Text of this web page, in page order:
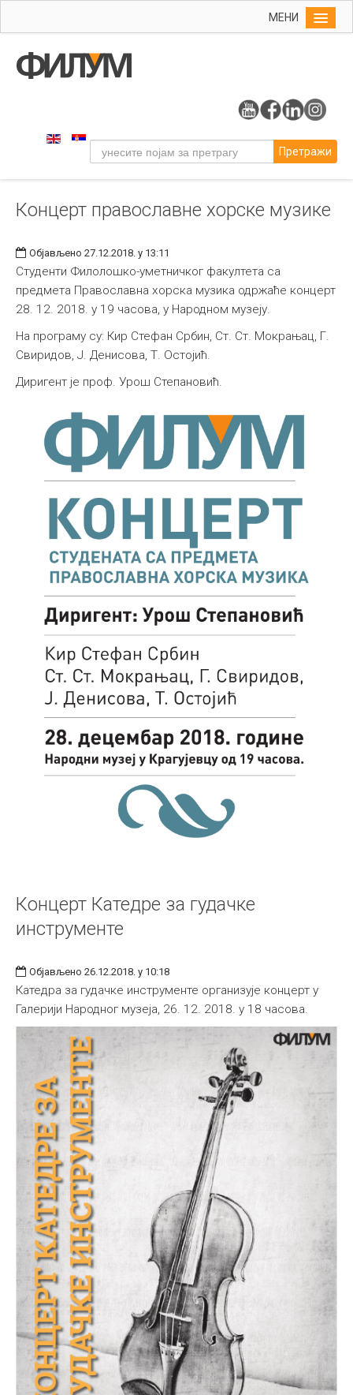
МЕНИ
Упис
Уметност
Музичка уметност
Галерија
Издаваштво
Међународна
Претражи
Концерт православне хорске музике
Објављено 27.12.2018. у 13:11
Студенти Филолошко-уметничког факултета са
предмета Православна хорска музика одржаће концерт
28. 12. 2018. у 19 часова, у Народном музеју.
На програму су: Кир Стефан Србин, Ст. Ст. Мокрањац, Г.
Свиридов, Ј. Денисова, Т. Остојић.
Диригент је проф. Урош Степановић.
Концерт Катедре за гудачке
инструменте
Објављено 26.12.2018. у 10:18
Катедра за гудачке инструменте организује концерт у
Галерији Народног музеја, 26. 12. 2018. у 18 часова.